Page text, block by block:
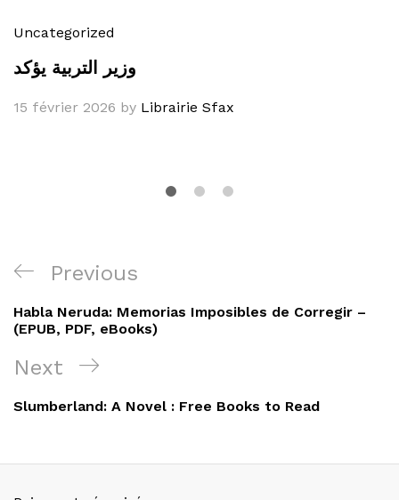
Uncategorized
وزير التربية يؤكد
15 février 2026 by Librairie Sfax
Navigation
de
l’article
Previous
Post
Previous
Habla Neruda: Memorias Imposibles de Corregir –
(EPUB, PDF, eBooks)
Next
Post
Next
Slumberland: A Novel : Free Books to Read